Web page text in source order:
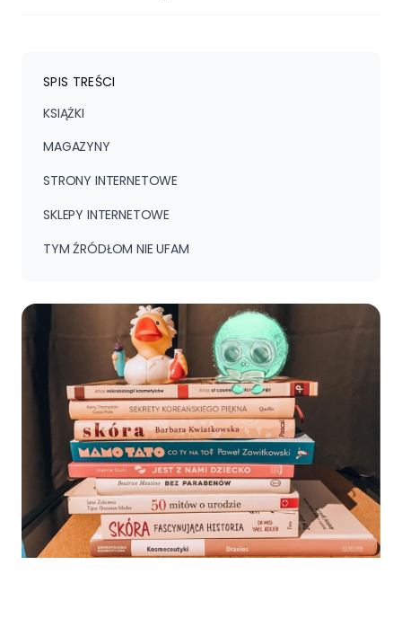
SPIS TREŚCI
KSIĄŻKI
MAGAZYNY
STRONY INTERNETOWE
SKLEPY INTERNETOWE
TYM ŹRÓDŁOM NIE UFAM